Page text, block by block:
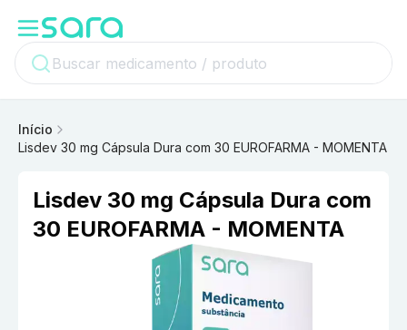
Início
Lisdev 30 mg Cápsula Dura com 30 EUROFARMA - MOMENTA
Lisdev 30 mg Cápsula Dura com
30 EUROFARMA - MOMENTA